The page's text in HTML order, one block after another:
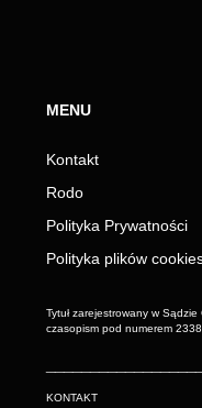
MENU
Kontakt
Rodo
Polityka Prywatności
Polityka plików
Tytuł zarejestrowany w
czasopism pod numerem 2338
KONTAKT